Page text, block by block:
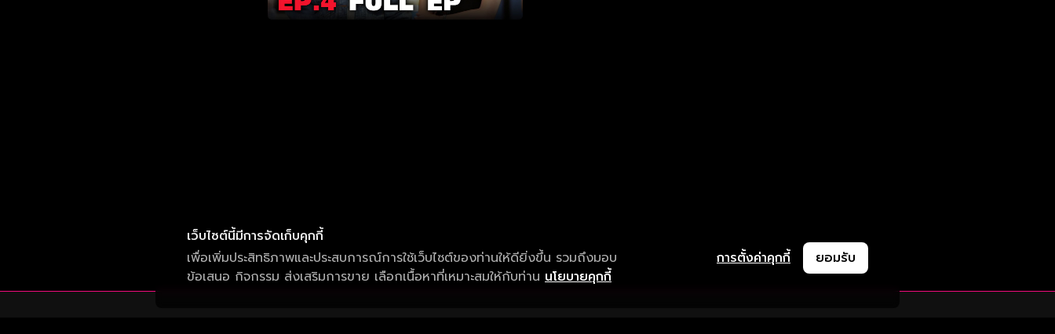
เว็บไซต์นี้มีการจัดเก็บคุกกี้
เพื่อเพิ่มประสิทธิภาพและประสบการณ์การใช้เว็บไซต์ของท่านให้ดียิ่งขึ้น รวมถึงมอบ
ข้อเสนอ กิจกรรม ส่งเสริมการขาย เลือกเนื้อหาที่เหมาะสมให้กับท่าน นโยบายคุกกี้
การตั้งค่าคุกกี้ ยอมรับ